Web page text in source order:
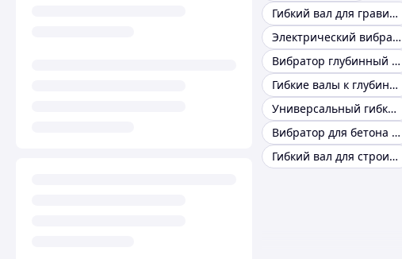
Гибкий вал для гравировальной машины
Электрический вибратор для бетона
Вибратор глубинный для бетона
Гибкие валы к глубинным вибраторам
Универсальный гибкий вал
Вибратор для бетона польша
Гибкий вал для строительных работ